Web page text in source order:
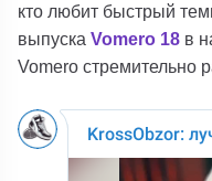
кто любит быстрый
выпускаVomero 18 в
Vomero стремительно